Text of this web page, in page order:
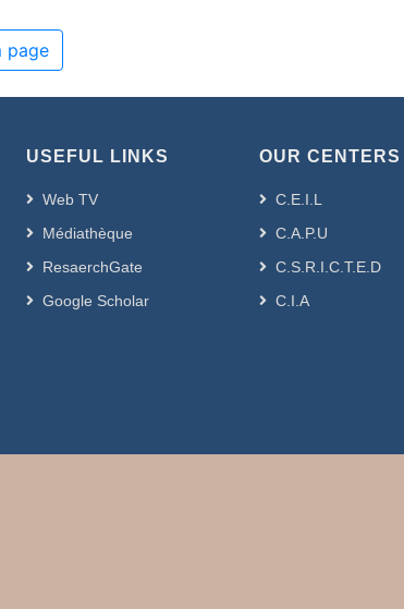
page
USEFUL LINKS
Web TV
Médiathèque
ResaerchGate
Google Scholar
OUR CENTERS
C.E.I.L
C.A.P.U
C.S.R.I.C.T.E.D
C.I.A